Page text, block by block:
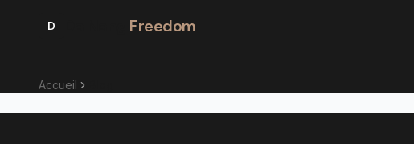
D Freedom
Accueil